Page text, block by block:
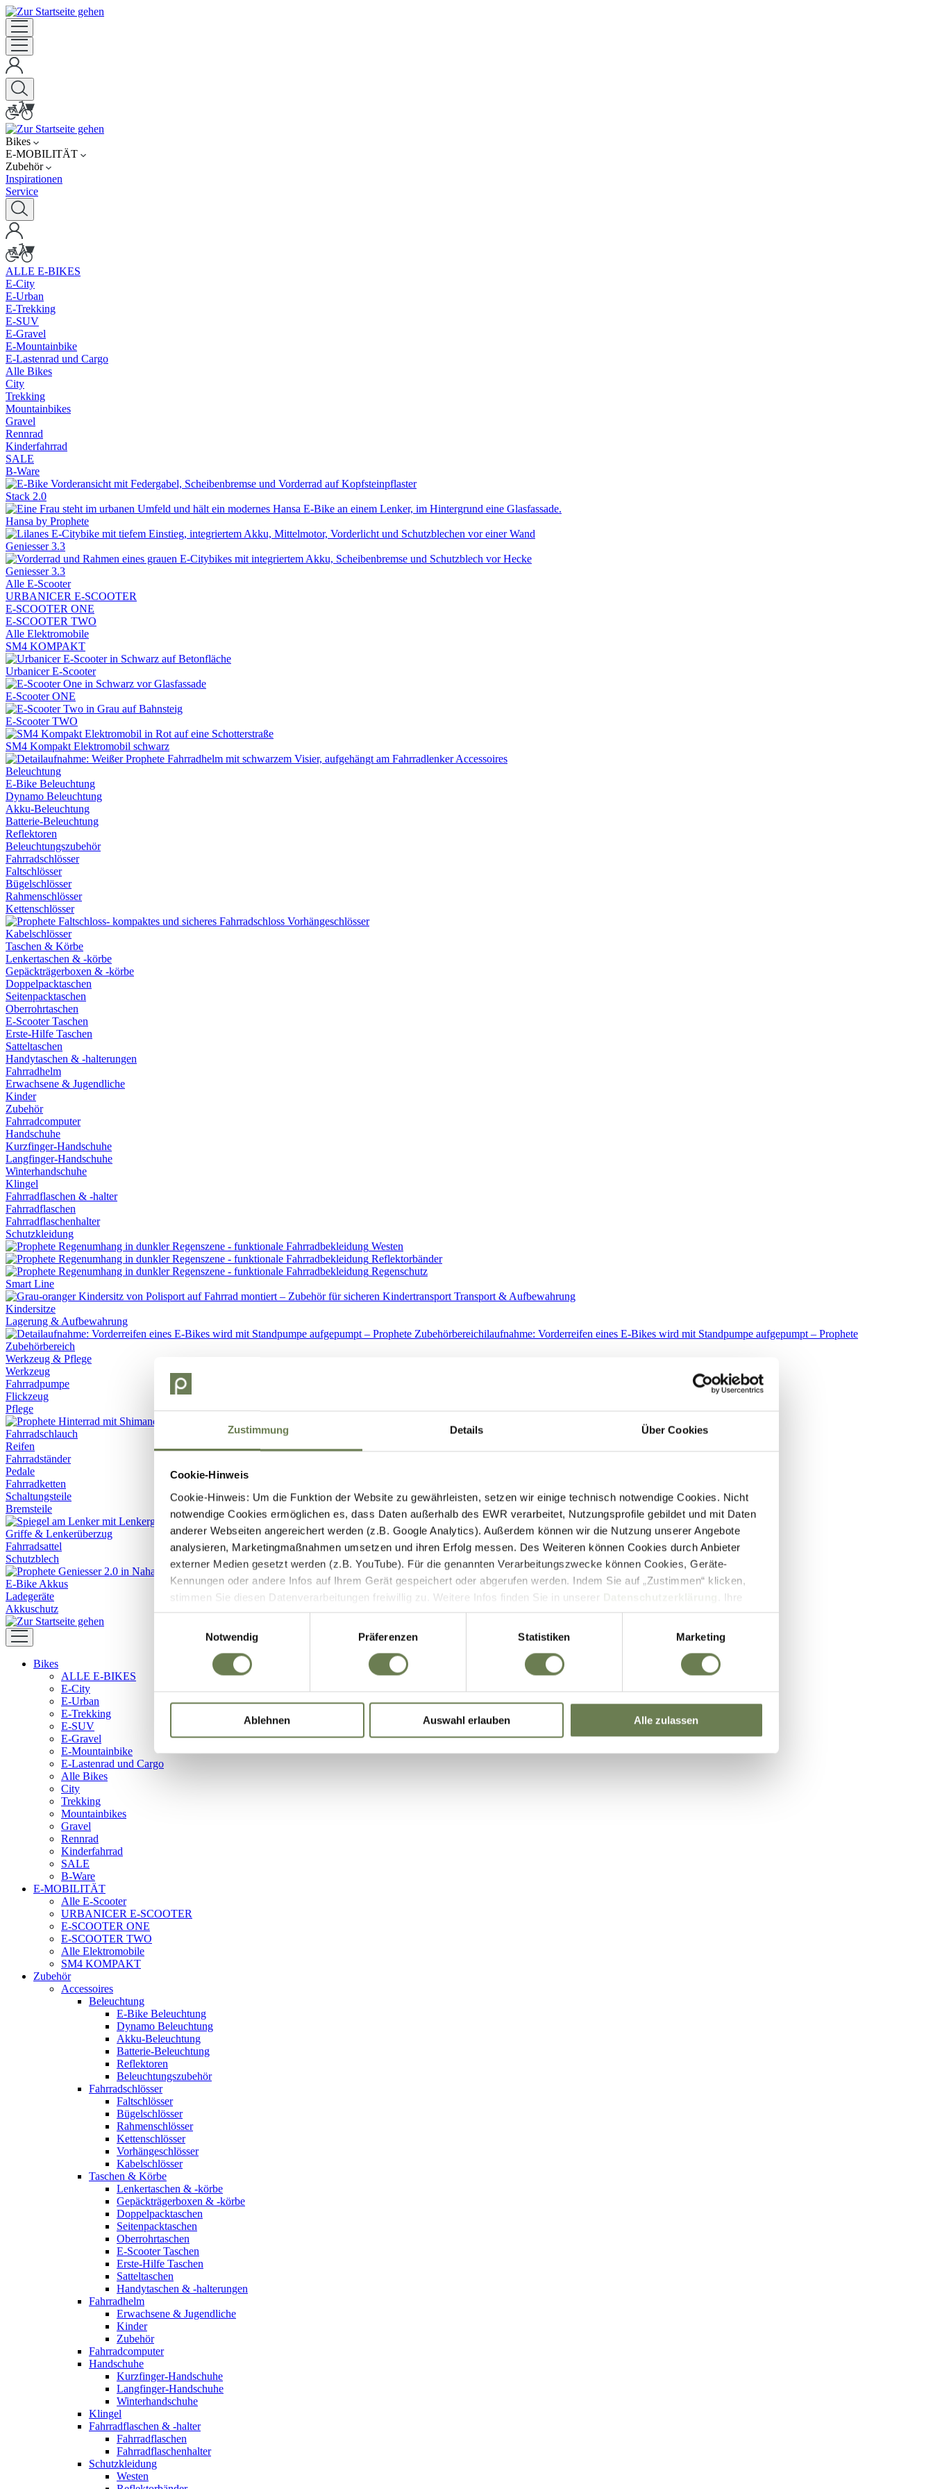
Zustimmung Details Über Cookies
Cookie-Hinweis
Cookie-Hinweis: Um die Funktion der Website zu gewährleisten, setzen wir einige technisch notwendige Cookies. Nicht
notwendige Cookies ermöglichen es, dass Daten außerhalb des EWR verarbeitet, Nutzungsprofile gebildet und mit Daten
anderer Webseiten angereichert werden (z.B. Google Analytics). Außerdem können wir die Nutzung unserer Angebote
analysieren, Marketingmaßnahmen umsetzen und ihren Erfolg messen. Des Weiteren können Cookies durch Anbieter
externer Medien gesetzt werden (z.B. YouTube). Für die genannten Verarbeitungszwecke können Cookies, Geräte-
Kennungen oder andere Infos auf Ihrem Gerät gespeichert oder abgerufen werden. Indem Sie auf „Zustimmen“ klicken,
stimmen Sie diesen Datenverarbeitungen freiwillig zu. Weitere Infos finden Sie in unserer Datenschutzerklärung
. Ihre
Zustimmung umfasst zeitlich begrenzt auch die Einwilligung zur Datenverarbeitung außerhalb des EWR wie zum Beispiel
in den USA (Art. 49 Abs. 1 lit. a) DSGVO), sofern für den entsprechenden Dienst keine Zertifizierung nach dem EU-US
Data Privacy Framework vorliegt. In den USA ist es möglich, dass Behörden zu Kontroll- und Überwachungszwecken auf
Ihre Daten zugreifen und dabei weder wirksame Rechtsbehelfe noch Betroffenenrechte durchsetzbar sein können. Unter
Notwendig
Präferenzen Statistiken Marketing
Ablehnen Auswahl erlauben Alle zulassen
Bikes
E-MOBILITÄT
Zubehör
Inspirationen
Service
ALLE E-BIKES
E-City
E-Urban
E-Trekking
E-SUV
E-Gravel
E-Mountainbike
E-Lastenrad und Cargo
Alle Bikes
City
Trekking
Mountainbikes
Gravel
Rennrad
Kinderfahrrad
SALE
B-Ware
Stack 2.0
Hansa by Prophete
Geniesser 3.3
Geniesser 3.3
Alle E-Scooter
URBANICER E-SCOOTER
E-SCOOTER ONE
E-SCOOTER TWO
Alle Elektromobile
SM4 KOMPAKT
Urbanicer E-Scooter
E-Scooter ONE
E-Scooter TWO
SM4 Kompakt Elektromobil schwarz
Accessoires
Beleuchtung
E-Bike Beleuchtung
Dynamo Beleuchtung
Akku-Beleuchtung
Batterie-Beleuchtung
Reflektoren
Beleuchtungszubehör
Fahrradschlösser
Faltschlösser
Bügelschlösser
Rahmenschlösser
Kettenschlösser
Vorhängeschlösser
Kabelschlösser
Taschen & Körbe
Lenkertaschen & -körbe
Gepäckträgerboxen & -körbe
Doppelpacktaschen
Seitenpacktaschen
Oberrohrtaschen
E-Scooter Taschen
Erste-Hilfe Taschen
Satteltaschen
Handytaschen & -halterungen
Fahrradhelm
Erwachsene & Jugendliche
Kinder
Zubehör
Fahrradcomputer
Handschuhe
Kurzfinger-Handschuhe
Langfinger-Handschuhe
Winterhandschuhe
Klingel
Fahrradflaschen & -halter
Fahrradflaschen
Fahrradflaschenhalter
Schutzkleidung
Westen
Reflektorbänder
Regenschutz
Smart Line
Transport & Aufbewahrung
Kindersitze
Lagerung & Aufbewahrung
Werkzeug & Pflege
Werkzeug
Fahrradpumpe
Flickzeug
Pflege
Fahrradschlauch
Reifen
Fahrradständer
Pedale
Fahrradketten
Schaltungsteile
Bremsteile
Spiegel
Griffe & Lenkerüberzug
Fahrradsattel
Schutzblech
E-Bike Akkus & Ladegeräte
E-Bike Akkus
Ladegeräte
Akkuschutz
Bikes
ALLE E-BIKES
E-City
E-Urban
E-Trekking
E-SUV
E-Gravel
E-Mountainbike
E-Lastenrad und Cargo
Alle Bikes
City
Trekking
Mountainbikes
Gravel
Rennrad
Kinderfahrrad
SALE
B-Ware
E-MOBILITÄT
Alle E-Scooter
URBANICER E-SCOOTER
E-SCOOTER ONE
E-SCOOTER TWO
Alle Elektromobile
SM4 KOMPAKT
Zubehör
Accessoires
Beleuchtung
E-Bike Beleuchtung
Dynamo Beleuchtung
Akku-Beleuchtung
Batterie-Beleuchtung
Reflektoren
Beleuchtungszubehör
Fahrradschlösser
Faltschlösser
Bügelschlösser
Rahmenschlösser
Kettenschlösser
Vorhängeschlösser
Kabelschlösser
Taschen & Körbe
Lenkertaschen & -körbe
Gepäckträgerboxen & -körbe
Doppelpacktaschen
Seitenpacktaschen
Oberrohrtaschen
E-Scooter Taschen
Erste-Hilfe Taschen
Satteltaschen
Handytaschen & -halterungen
Fahrradhelm
Erwachsene & Jugendliche
Kinder
Zubehör
Fahrradcomputer
Handschuhe
Kurzfinger-Handschuhe
Langfinger-Handschuhe
Winterhandschuhe
Klingel
Fahrradflaschen & -halter
Fahrradflaschen
Fahrradflaschenhalter
Schutzkleidung
Westen